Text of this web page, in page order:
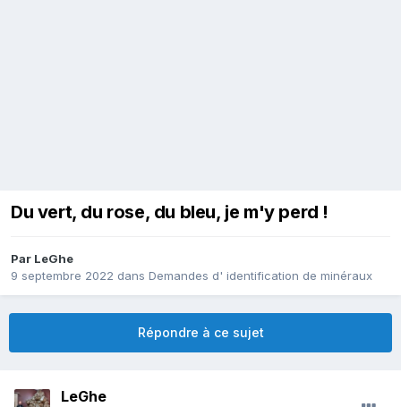
Du vert, du rose, du bleu, je m'y perd !
Par LeGhe
9 septembre 2022 dans Demandes d' identification de minéraux
Répondre à ce sujet
LeGhe